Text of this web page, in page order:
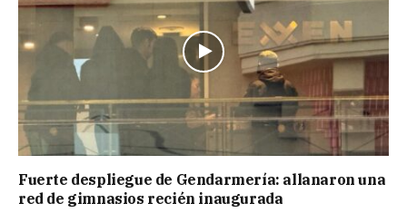
Fuerte despliegue de Gendarmería: allanaron una
red de gimnasios recién inaugurada